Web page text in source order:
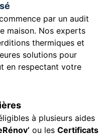
par un audit
maison. Nos experts
thermiques et
solutions pour
en respectant votre
à plusieurs aides
ou les Certificats